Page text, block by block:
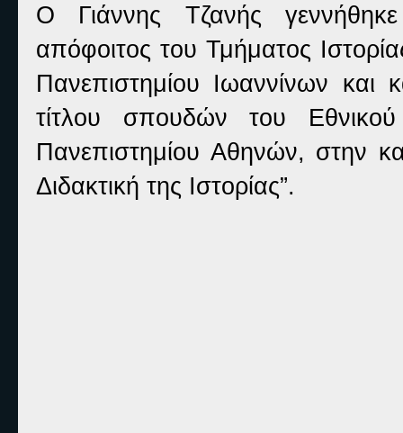
Ο Γιάννης Τζανής
απόφοιτος του Τμήματος
Πανεπιστημίου Ιωαννίνων και
τίτλου σπουδών του Εθνικού
Πανεπιστημίου Αθηνών, στην
Διδακτική της Ιστορίας”.